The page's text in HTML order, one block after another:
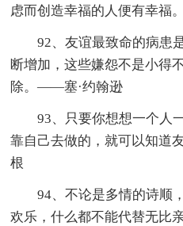
虑而创造幸福的人便有幸福
92、友谊最致命的病患
断增加，这些嫌怨不是小得
除。——塞·约翰逊
93、只要你想想一个人
靠自己去做的，就可以知
根
94、不论是多情的诗顺
欢乐，什么都不能代替无